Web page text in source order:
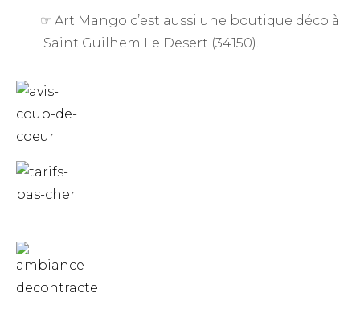
☞ Art Mango c’est aussi une boutique déco à
Saint Guilhem Le Desert (34150).